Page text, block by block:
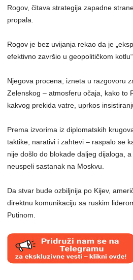
Rogov, čitava strategija zapadne
propala.
Rogov je bez uvijanja rekao da je
efektivno završio u geopolitičkom kotlu“.
Njegova procena, izneta u razgovoru
Zelenskog – atmosferu očaja, kako to
kakvog prekida vatre, uprkos
Prema izvorima iz diplomatskih
taktike, narativi i zahtevi – raspalo se
nije došlo do blokade daljeg dijaloga,
neuspeli sastanak na Moskvu.
Da stvar bude ozbiljnija po Kijev,
direktnu komunikaciju sa ruskim
Putinom.